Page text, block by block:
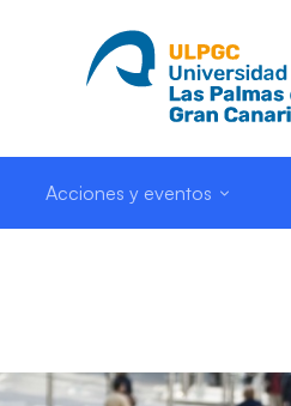
Acciones y eventos